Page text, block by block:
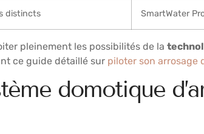
distincts SmartWater
pleinement les possibilités de la
ce guide détaillé sur piloter son arrosage
domotique